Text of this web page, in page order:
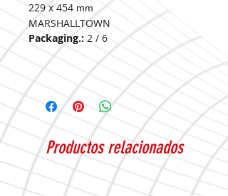
229 x 454 mm
MARSHALLTOWN
Packaging.: 2 / 6
Productos relacionados